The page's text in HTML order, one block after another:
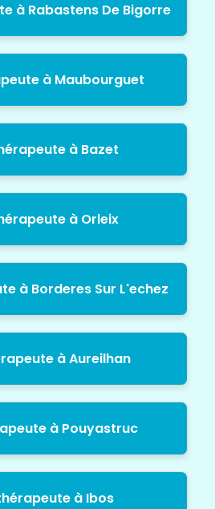
à Rabastens De Bigorre
à Maubourguet
à Bazet
à Orleix
à Borderes Sur L'echez
à Aureilhan
à Pouyastruc
à Ibos